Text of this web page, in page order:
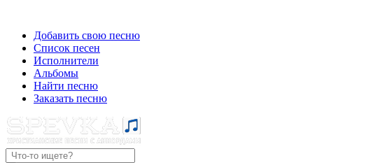
Добавить свою песню
Список песен
Исполнители
Альбомы
Найти песню
Заказать песню